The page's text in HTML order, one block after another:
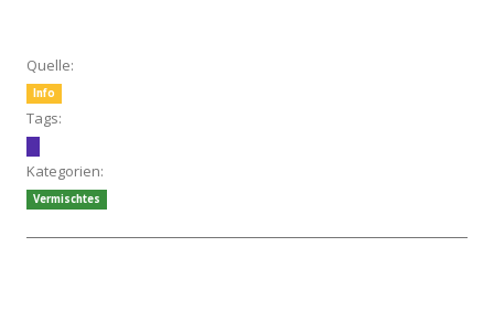
Quelle:
Info
Tags:
Kategorien:
Vermischtes